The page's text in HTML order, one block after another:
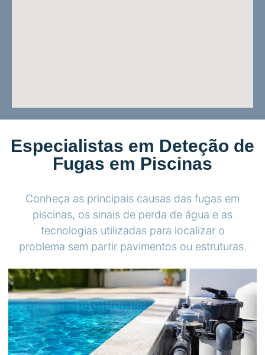
Especialistas em Deteção de
Fugas em Piscinas
Conheça as principais causas das fugas em
piscinas, os sinais de perda de água e as
tecnologias utilizadas para localizar o
problema sem partir pavimentos ou estruturas.